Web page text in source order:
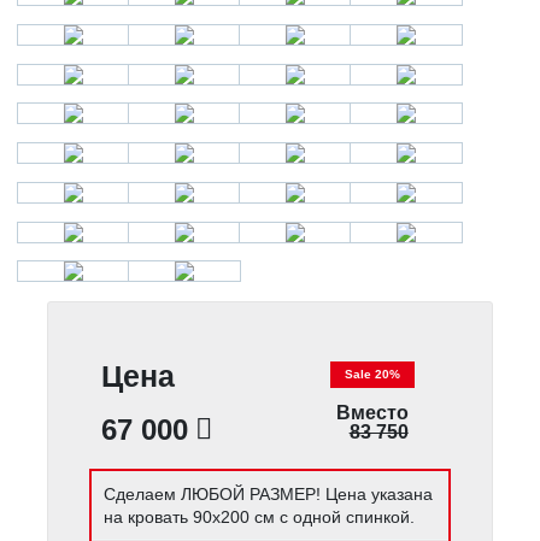
Цена
67 000
Sale 20%
Вместо
83 750
Сделаем ЛЮБОЙ РАЗМЕР! Цена указана
на кровать 90х200 см с одной спинкой.